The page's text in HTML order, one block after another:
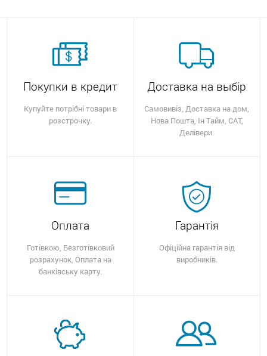
Покупки в кредит
Купуйте потрібні товари в
розстрочку.
Доставка на выбір
Самовивіз, Доставка на дом,
Нова Пошта, Ін Тайм, САТ,
Делівери.
Оплата
Готівкою, Безготівковий
розрахунок, Оплата на
банківську карту.
Гарантія
Офіційна гарантія від
виробників.